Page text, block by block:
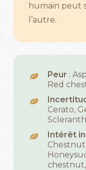
humain peut
l’autre.
Peur :
Red
Cerato,
Intérêt